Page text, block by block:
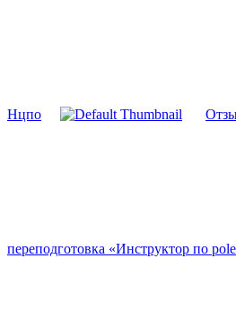
Нцпо
переподготовка «Инструктор по